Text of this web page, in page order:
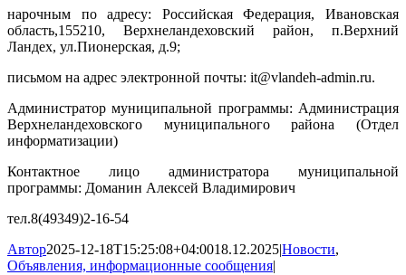
нарочным по адресу: Российская Федерация, Ивановская
область,155210, Верхнеландеховский район, п.Верхний
Ландех, ул.Пионерская, д.9;
письмом на адрес электронной почты: it@vlandeh-admin.ru.
Администратор муниципальной программы: Администрация
Верхнеландеховского муниципального района (Отдел
информатизации)
Контактное лицо администратора муниципальной
программы: Доманин Алексей Владимирович
тел.8(49349)2-16-54
Автор2025-12-18T15:25:08+04:0018.12.2025|Новости,
Объявления, информационные сообщения|